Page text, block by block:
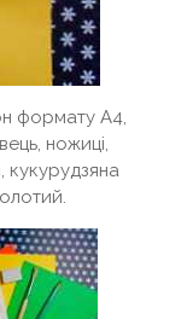
формату А4,
ножиці,
кукурудзяна